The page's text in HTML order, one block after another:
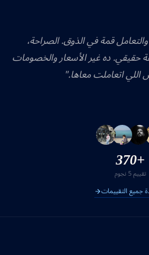
قمة في الذوق. الصراحة،
حقيقي. ده غير الأسعار والخصومات
اتعاملت معاها."
+370
تقييم 5 نجوم
جميع التقييمات